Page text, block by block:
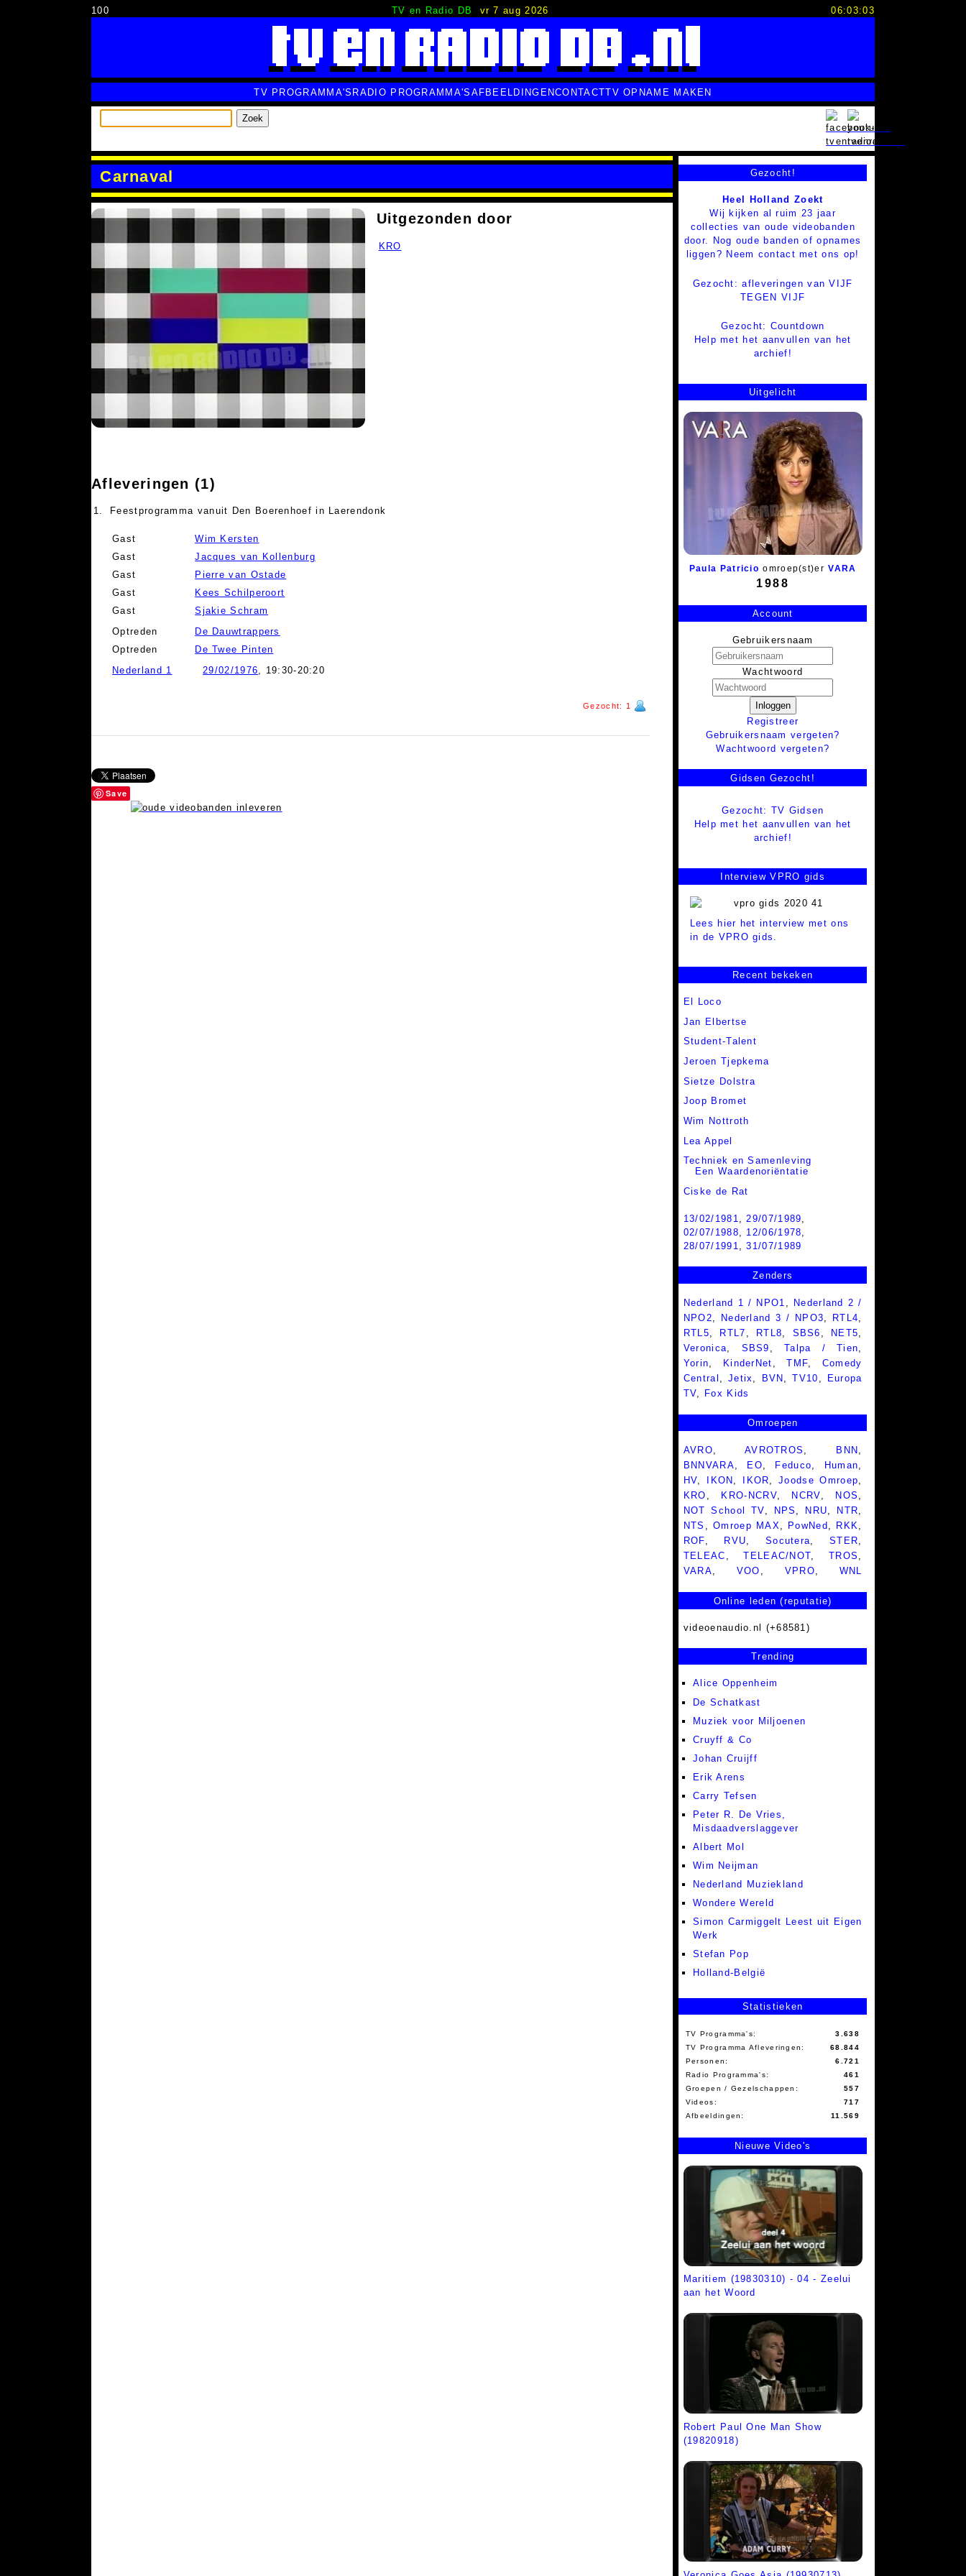
100 TV en Radio DB vr 7 aug 2026 06:03:04
TV PROGRAMMA'S RADIO PROGRAMMA'S AFBEELDINGENCONTACTTV OPNAME MAKEN
Zoek
Carnaval
Uitgezonden door
KRO
Afleveringen (1)
1. Feestprogramma vanuit Den Boerenhoef in Laerendonk
Gast
Wim Kersten
Gast
Jacques van Kollenburg
Gast
Pierre van Ostade
Gast
Kees Schilperoort
Gast
Sjakie Schram
Optreden
De Dauwtrappers
Optreden
De Twee Pinten
Nederland 1
29/02/1976, 19:30-20:20
Gezocht: 1
Save
Gezocht!
Heel Holland Zoekt
Wij kijken al ruim 23 jaar
collecties van oude videobanden
door. Nog oude banden of opnames
liggen? Neem contact met ons op!
Gezocht: afleveringen van VIJF
TEGEN VIJF
Gezocht: Countdown
Help met het aanvullen van het
archief!
Uitgelicht
Paula Patricio omroep(st)er VARA
1988
Account
Gebruikersnaam
Wachtwoord
Inloggen
Registreer
Gebruikersnaam vergeten?
Wachtwoord vergeten?
Gidsen Gezocht!
Gezocht: TV Gidsen
Help met het aanvullen van het
archief!
Interview VPRO gids
Lees hier het interview met ons
in de VPRO gids.
Recent bekeken
El Loco
Jan Elbertse
Student-Talent
Jeroen Tjepkema
Sietze Dolstra
Joop Bromet
Wim Nottroth
Lea Appel
Techniek en Samenleving
Een Waardenoriëntatie
Ciske de Rat
13/02/1981,29/07/1989,
02/07/1988, 12/06/1978,
28/07/1991,31/07/1989
Zenders
Nederland 1 / NPO1
Nederland 2 /
NPO2
Nederland 3 / NPO3 RTL4
RTL5
RTL7 RTL8 SBS6 NET5
Veronica
SBS9 ,Talpa / Tien
Yorin
KinderNet ,TMF
Comedy
Central
Jetix BVN ,TV10
Europa
TV
Fox Kids
Omroepen
AVRO, AVROTROS , BNN ,
BNNVARA, EO, Feduco, Human,
HV, IKON , IKOR,Joodse Omroep,
KRO , KRO-NCRV, NCRV, NOS ,
NOT School TV, NPS , NRU, NTR,
NTS ,Omroep MAX, PowNed , RKK,
ROF, RVU, Socutera,STER,
TELEAC ,TELEAC/NOT,TROS ,
VARA, VOO , VPRO, WNL
Online leden (reputatie)
videoenaudio.nl (+68581)
Trending
Alice Oppenheim
De Schatkast
Muziek voor Miljoenen
Cruyff & Co
Johan Cruijff
Erik Arens
Carry Tefsen
Peter R. De Vries,
Misdaadverslaggever
Albert Mol
Wim Neijman
Nederland Muziekland
Wondere Wereld
Simon Carmiggelt Leest uit Eigen
Werk
Stefan Pop
Holland-België
Statistieken
TV Programma's:
3.638
TV Programma Afleveringen:
68.844
Personen:
6.721
Radio Programma's:
461
Groepen / Gezelschappen:
557
Videos:
717
Afbeeldingen:
11.569
Nieuwe Video's
Maritiem (19830310) - 04 - Zeelui
aan het Woord
Robert Paul One Man Show
(19820918)